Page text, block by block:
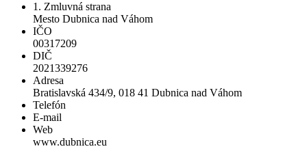
1. Zmluvná strana
Mesto Dubnica nad Váhom
IČO
00317209
DIČ
2021339276
Adresa
Bratislavská 434/9, 018 41 Dubnica nad Váhom
Telefón
E-mail
Web
www.dubnica.eu